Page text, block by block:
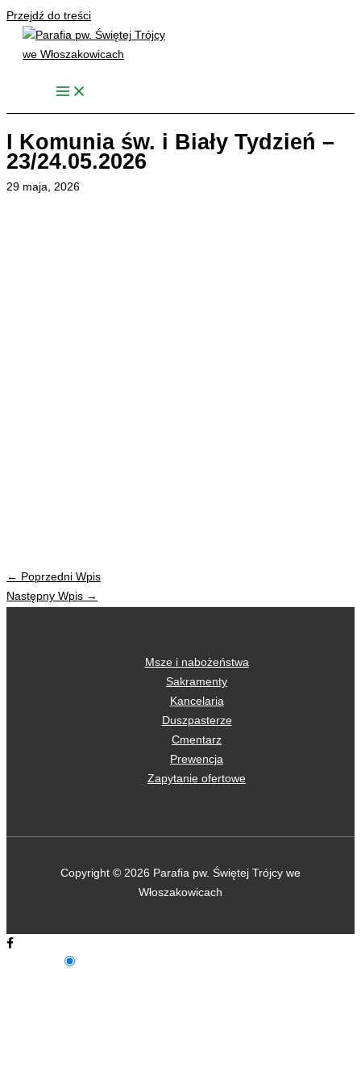
Przejdź do treści
I Komunia św. i Biały Tydzień –
23/24.05.2026
29 maja, 2026
← Poprzedni Wpis
Następny Wpis →
Msze i nabożeństwa
Sakramenty
Kancelaria
Duszpasterze
Cmentarz
Prewencja
Zapytanie ofertowe
Copyright © 2026 Parafia pw. Świętej Trójcy we
Włoszakowicach